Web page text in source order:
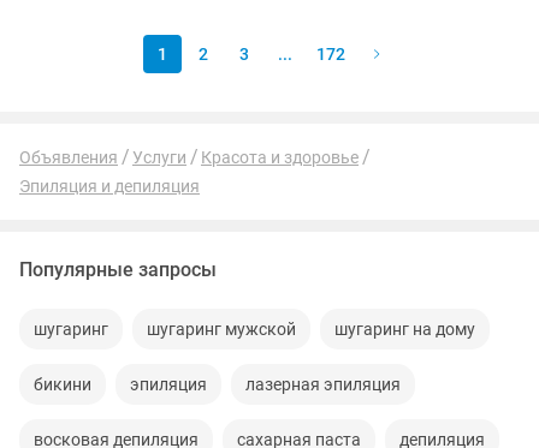
1 2 3 ... 172
Объявления Услуги
Красота и здоровье
Эпиляция и депиляция
Популярные запросы
шугаринг шугаринг мужской шугаринг на дому
бикини эпиляция лазерная эпиляция
восковая депиляция сахарная паста депиляция